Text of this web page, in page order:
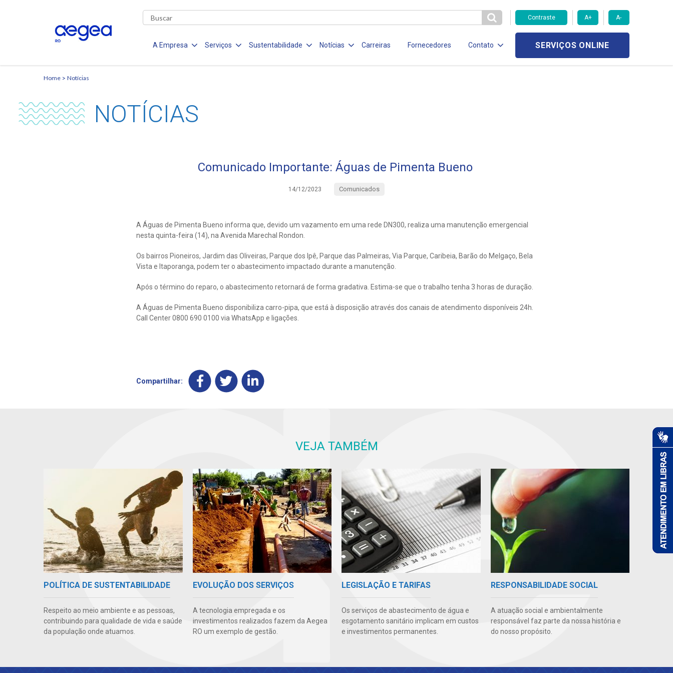
Contraste A+ A-
A Empresa Serviços Sustentabilidade Notícias Carreiras Fornecedores Contato SERVIÇOS ONLINE
Home Notícias
NOTÍCIAS
Comunicado Importante: Águas de Pimenta Bueno
14/12/2023 Comunicados
A Águas de Pimenta Bueno informa que, devido um vazamento em uma rede DN300, realiza uma manutenção emergencial
nesta quinta-feira (14), na Avenida Marechal Rondon.
Os bairros Pioneiros, Jardim das Oliveiras, Parque dos Ipê, Parque das Palmeiras, Via Parque, Caribeia, Barão do Melgaço, Bela
Vista e Itaporanga, podem ter o abastecimento impactado durante a manutenção.
Após o término do reparo, o abastecimento retornará de forma gradativa. Estima-se que o trabalho tenha 3 horas de duração.
A Águas de Pimenta Bueno disponibiliza carro-pipa, que está à disposição através dos canais de atendimento disponíveis 24h.
Call Center 0800 690 0100 via WhatsApp e ligações.
Compartilhar:
VEJA TAMBÉM
POLÍTICA DE SUSTENTABILIDADE
Respeito ao meio ambiente e as pessoas,
contribuindo para qualidade de vida e saúde
da população onde atuamos.
EVOLUÇÃO DOS SERVIÇOS
A tecnologia empregada e os
investimentos realizados fazem da Aegea
RO um exemplo de gestão.
LEGISLAÇÃO E TARIFAS
Os serviços de abastecimento de água e
esgotamento sanitário implicam em custos
e investimentos permanentes.
RESPONSABILIDADE SOCIAL
A atuação social e ambientalmente
responsável faz parte da nossa história e
do nosso propósito.